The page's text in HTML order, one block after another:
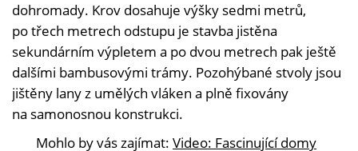
dohromady. Krov dosahuje výšky sedmi metrů,
po třech metrech odstupu je stavba jistěna
sekundárním výpletem a po dvou metrech pak ještě
dalšími bambusovými trámy. Pozohýbané stvoly jsou
jištěny lany z umělých vláken a plně fixovány
na samonosnou konstrukci.
Mohlo by vás zajímat: Video: Fascinující domy